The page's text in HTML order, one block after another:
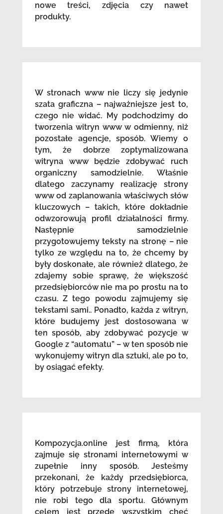
nowe treści, zdjęcia czy nawet
produkty.
W stronach www nie liczy się jedynie
szata graficzna – najważniejsze jest to,
czego nie widać. My podchodzimy do
tworzenia witryn www w odmienny, niż
pozostałe agencje, sposób. Wiemy o
tym, że dobrze zoptymalizowana
witryna www będzie zdobywać ruch
organiczny samodzielnie. Właśnie
dlatego zaczynamy realizację strony
www od zaplanowania właściwych słów
kluczowych – takich, które dokładnie
odwzorowują profil działalności firmy.
Następnie samodzielnie
przygotowujemy teksty na stronę – nie
tylko ze względu na to, że chcemy by
były doskonałe, ale również dlatego, że
zdajemy sobie sprawę, że większość
przedsiębiorców nie ma po prostu na to
czasu. Z tego powodu zajmujemy się
tekstami sami.. Ponadto, każda z witryn,
które budujemy jest dostosowana w
ten sposób, aby zdobywać pozycje w
Google z “automatu” – w ten sposób nie
wykonujemy witryn dla sztuki, ale po to,
by osiągać efekty.
Kompozycja.online jest firmą, która
zajmuje się stronami internetowymi w
zupełnie inny sposób. Jesteśmy
przekonani, że każdy przedsiębiorca,
który potrzebuje strony internetowej,
nie robi tego dla sportu. Głównym
celem jest przede wszystkim chęć